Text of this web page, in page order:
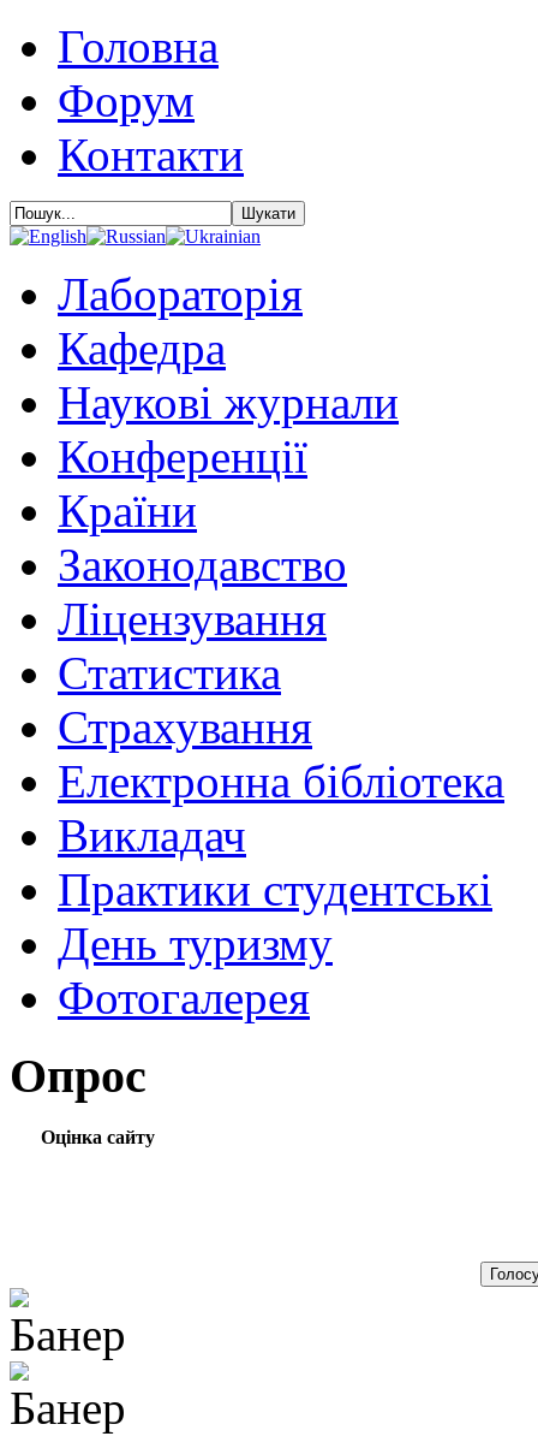
Головна
Форум
Контакти
Лабораторія
Кафедра
Наукові журнали
Конференції
Країни
Законодавство
Ліцензування
Статистика
Страхування
Електронна бібліотека
Викладач
Практики студентські
День туризму
Фотогалерея
Опрос
Оцінка сайту